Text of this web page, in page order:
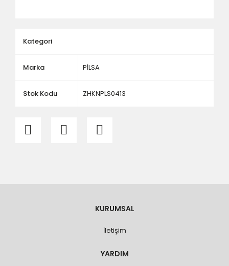
Kategori
Marka PİLSA
Stok Kodu ZHKNPLS0413
KURUMSAL
İletişim
YARDIM